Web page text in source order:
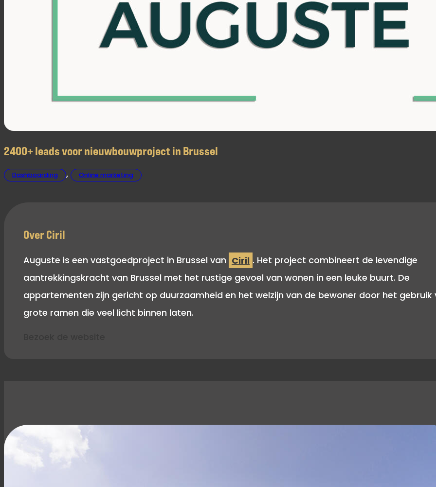
2400+ leads voor nieuwbouwproject in Brussel
Dashboarding , Online marketing
Over Ciril
Auguste is een vastgoedproject in Brussel van Ciril . Het project combineert de levendige
aantrekkingskracht van Brussel met het rustige gevoel van wonen in een leuke buurt. De
appartementen zijn gericht op duurzaamheid en het welzijn van de bewoner door het gebruik
grote ramen die veel licht binnen laten.